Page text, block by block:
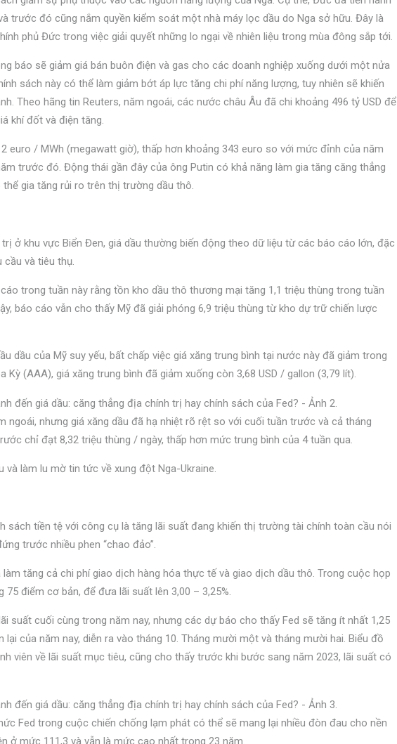
trước đó cũng nắm quyền kiểm soát một nhà máy lọc dầu do Nga sở hữu. Đây là
phủ Đức trong việc giải quyết những lo ngại về nhiên liệu trong mùa đông sắp tới.
báo sẽ giảm giá bán buôn điện và gas cho các doanh nghiệp xuống dưới một nửa
sách này có thể làm giảm bớt áp lực tăng chi phí năng lượng, tuy nhiên sẽ khiến
Theo hãng tin Reuters, năm ngoái, các nước châu Âu đã chi khoảng 496 tỷ USD để
khí đốt và điện tăng.
euro / MWh (megawatt giờ), thấp hơn khoảng 343 euro so với mức đỉnh của năm
trước đó. Động thái gần đây của ông Putin có khả năng làm gia tăng căng thẳng
gia tăng rủi ro trên thị trường dầu thô.
ở khu vực Biển Đen, giá dầu thường biến động theo dữ liệu từ các báo cáo lớn, đặc
cầu và tiêu thụ.
trong tuần này rằng tồn kho dầu thô thương mại tăng 1,1 triệu thùng trong tuần
báo cáo vẫn cho thấy Mỹ đã giải phóng 6,9 triệu thùng từ kho dự trữ chiến lược
dầu của Mỹ suy yếu, bất chấp việc giá xăng trung bình tại nước này đã giảm trong
Kỳ (AAA), giá xăng trung bình đã giảm xuống còn 3,68 USD / gallon (3,79 lít).
ngoái, nhưng giá xăng dầu đã hạ nhiệt rõ rệt so với cuối tuần trước và cả tháng
chỉ đạt 8,32 triệu thùng / ngày, thấp hơn mức trung bình của 4 tuần qua.
và làm lu mờ tin tức về xung đột Nga-Ukraine.
sách tiền tệ với công cụ là tăng lãi suất đang khiến thị trường tài chính toàn cầu nói
trước nhiều phen “chao đảo”.
tăng cả chi phí giao dịch hàng hóa thực tế và giao dịch dầu thô. Trong cuộc họp
điểm cơ bản, để đưa lãi suất lên 3,00 – 3,25%.
suất cuối cùng trong năm nay, nhưng các dự báo cho thấy Fed sẽ tăng ít nhất 1,25
của năm nay, diễn ra vào tháng 10. Tháng mười một và tháng mười hai. Biểu đồ
viên về lãi suất mục tiêu, cũng cho thấy trước khi bước sang năm 2023, lãi suất có
Fed trong cuộc chiến chống lạm phát có thể sẽ mang lại nhiều đòn đau cho nền
ở mức 111,3 và vẫn là mức cao nhất trong 23 năm.